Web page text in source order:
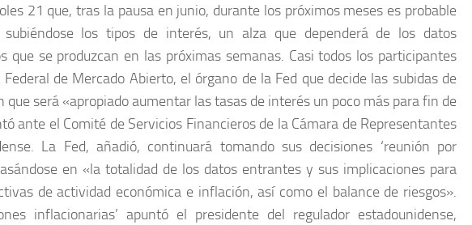
21 que, tras la pausa en junio, durante los próximos meses es probable
subiéndose los tipos de interés, un alza que dependerá de los datos
que se produzcan en las próximas semanas. Casi todos los participantes
Federal de Mercado Abierto, el órgano de la Fed que decide las subidas de
que será «apropiado aumentar las tasas de interés un poco más para fin de
ante el Comité de Servicios Financieros de la Cámara de Representantes
La Fed, añadió, continuará tomando sus decisiones ‘reunión por
en «la totalidad de los datos entrantes y sus implicaciones para
de actividad económica e inflación, así como el balance de riesgos».
inflacionarias’ apuntó el presidente del regulador estadounidense,